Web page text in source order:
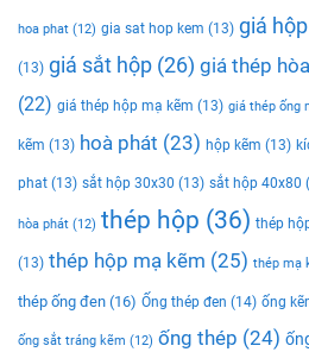
hoa phat (12) gia sat hop kem (13) giá
(13) giá sắt hộp (26) giá thép
(22) giá thép hộp mạ kẽm (13) giá thép ống
kẽm (13) hoà phát (23) hộp kẽm (13)
phat (13) sắt hộp 30x30 (13) sắt hộp 40x80
hòa phát (12) thép hộp (36) thép
(13) thép hộp mạ kẽm (25) thép mạ
thép ống đen (16) Ống thép đen (14) ống
ống sắt tráng kẽm (12) ống thép (24)